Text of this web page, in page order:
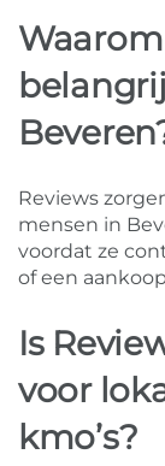
Reviews
mensen in
voordat ze
of een
Is
voor
kmo’s?